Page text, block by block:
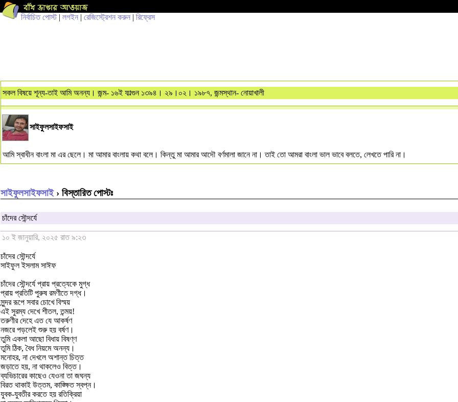
নির্বাচিত পোস্ট| লগইন | রেজিস্ট্রেশন করুন | রিফ্রেস
সকল বিষয়ে শূন্য-তাই আমি অনন্য। জন্ম- ১৬ই ফাল্গুন ১৩৯৪। ২৯।০২। ১৯৮৭, জন্মস্থান- নোয়াখালী
সাইফুলসাইফসাই
আমি স্বাধীন বাংলা মা এর ছেলে। মা আমার বাংলায় কথা বলে। কিন্তু মা আমার আদৌ বর্ণমালা জানে না। তাই তো আমরা বাংলা ভাল ভাবে বলতে, লেখতে পারি না।
সাইফুলসাইফসাই› বিস্তারিত পোস্টঃ
চাঁদের সৌন্দর্যে
১০ ই জানুয়ারি, ২০২৫ রাত ৯:২৩
চাঁদের সৌন্দর্যে
সাইফুল ইসলাম সাঈফ
চাঁদের সৌন্দর্যে প্রায় প্রত্যেকে মুগ্ধ
প্রায় প্রতিটি পুরুষ রমণীতে দগ্ধ।
সুন্দর রূপে সবার চোখে বিস্ময়
এই সুরম্য দেখে শীতল, তন্ময়!
তরুণীর দেহে এত যে আকর্ষণ
নজরে পড়লেই শুরু হয় বর্ষণ।
তুমি একলা আছো বিধায় বিষণ্ণ
তুমি ঠিক, বৈধ নিয়মে অনন্য।
মনোহর, না দেখলে অশান্ত চিত্ত
জড়াতে হয়, না থাকলেও বিত্ত।
ব্যভিচারের কাছেও যেওনা তা জঘন্য
বিরত থাকাই উত্তম, কাঙ্ক্ষিত স্বপ্ন।
যুবক-যুবতীর করতে হয় রতিক্রিয়া